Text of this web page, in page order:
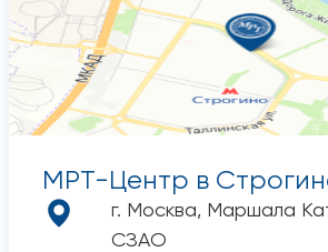
МРТ-Центр в
г. Москва, Маршала
СЗАО